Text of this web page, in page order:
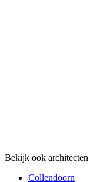
Bekijk ook
Collendoorn